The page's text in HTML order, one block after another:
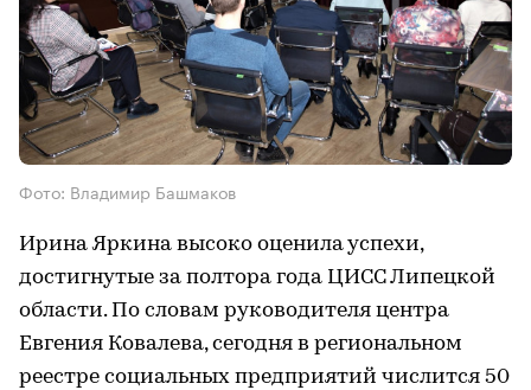
Фото: Владимир Башмаков
Ирина Яркина высоко оценила успехи,
достигнутые за полтора года ЦИСС Липецкой
области. По словам руководителя центра
Евгения Ковалева, сегодня в региональном
реестре социальных предприятий числится 50